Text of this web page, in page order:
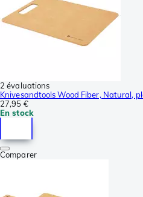
2 évaluations
Knivesandtools Wood Fiber, Natural,
27,95 €
En stock
Comparer